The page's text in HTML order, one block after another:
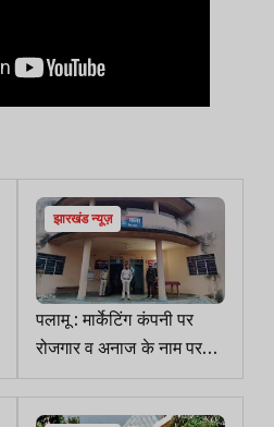
झारखंड न्यूज़
पलामू : मार्केटिंग कंपनी पर
रोजगार व अनाज के नाम पर
करोड़ों की ठगी करने का
आरोप, FIR का आदेश